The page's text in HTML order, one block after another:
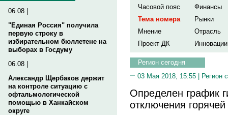
06.08 |
"Единая Россия" получила
первую строку в
избирательном бюллетене на
выборах в Госдуму
06.08 |
Александр Щербаков держит
на контроле ситуацию с
офтальмологической
помощью в Ханкайском
округе
Часовой пояс
Финансы
Тема номера
Рынки
Мнение
Отрасль
Проект ДК
Инновации
Регион сегодня
03 Мая 2018, 15:55 | Регион
Определен график
отключения